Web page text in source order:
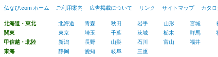
仏なび.com ホーム ご利用案内 広告掲載について リンク サイトマップ カタ
北海道・東北 北海道 青森 秋田 岩手 山形 宮城
関東
東京 埼玉 千葉 茨城 栃木 群馬
甲信越・北陸
新潟 長野 山梨 石川 富山
福井
東海
静岡 愛知 岐阜
三重